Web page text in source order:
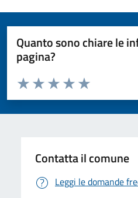
Quanto sono chiare le
pagina?
Valuta da 1 a 5 stelle la pagina
Valuta 5 stelle
Valuta 4 stelle su 5
Valuta 3 stelle su 5
Valuta 2 stelle su 5
Valuta 1 stelle su 5
Contatta il comune
Leggi le domande